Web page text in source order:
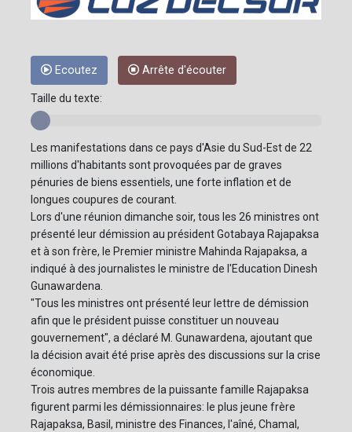
Ecoutez Arrête d'écouter
Taille du texte:
Les manifestations dans ce pays d'Asie du Sud-Est de 22
millions d'habitants sont provoquées par de graves
pénuries de biens essentiels, une forte inflation et de
longues coupures de courant.
Lors d'une réunion dimanche soir, tous les 26 ministres ont
présenté leur démission au président Gotabaya Rajapaksa
et à son frère, le Premier ministre Mahinda Rajapaksa, a
indiqué à des journalistes le ministre de l'Education Dinesh
Gunawardena.
"Tous les ministres ont présenté leur lettre de démission
afin que le président puisse constituer un nouveau
gouvernement", a déclaré M. Gunawardena, ajoutant que
la décision avait été prise après des discussions sur la crise
économique.
Trois autres membres de la puissante famille Rajapaksa
figurent parmi les démissionnaires: le plus jeune frère
Rajapaksa, Basil, ministre des Finances, l'aîné, Chamal,